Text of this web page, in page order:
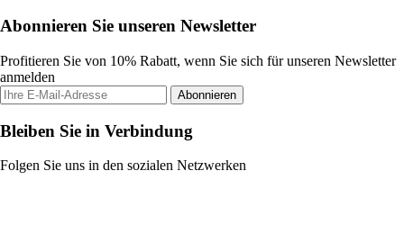
Abonnieren Sie unseren Newsletter
Profitieren Sie von 10% Rabatt, wenn Sie sich für unseren Newsletter
anmelden
Abonnieren
Bleiben Sie in Verbindung
Folgen Sie uns in den sozialen Netzwerken